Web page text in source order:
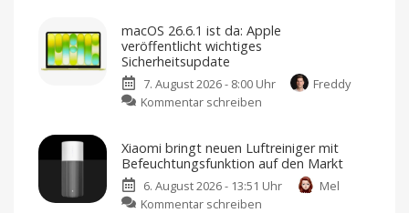
digitales
zum
Sparpreis
auf
Datenschutz
Keine
keine
Ups,
Family:
Sind
die
guten
Angebote
Rabatte
gibt
es
mehr
macOS 26.6.1 ist da: Apple
veröffentlicht wichtiges
Sicherheitsupdate
7. August 2026 - 8:00 Uhr
Freddy
Kommentar schreiben
ist
da:
Apple
Xiaomi bringt neuen Luftreiniger mit
Befeuchtungsfunktion auf den Markt
6. August 2026 - 13:51 Uhr
Mel
Kommentar schreiben